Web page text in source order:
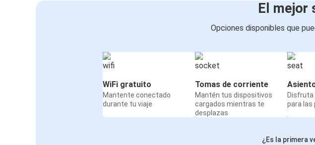
El mejor
Opciones disponibles que
WiFi gratuito
Mantente conectado
durante tu viaje
Tomas de corriente
Mantén tus dispositivos
cargados mientras te
desplazas
Disfruta
para las
¿Es la primera